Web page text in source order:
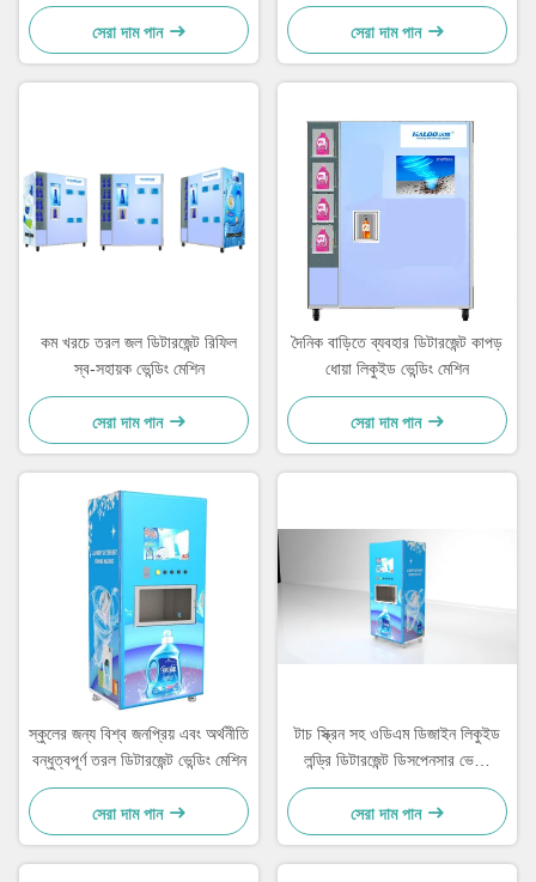
জন্য স্বয়ংক্রিয়
সেরা দাম পান
ব্যবহার করুন
সেরা দাম পান
কম খরচে তরল জল ডিটারজেন্ট রিফিল
স্ব-সহায়ক ভেন্ডিং মেশিন
সেরা দাম পান
দৈনিক বাড়িতে ব্যবহার ডিটারজেন্ট কাপড়
ধোয়া লিকুইড ভেন্ডিং মেশিন
সেরা দাম পান
স্কুলের জন্য বিশ্ব জনপ্রিয় এবং অর্থনীতি
বন্ধুত্বপূর্ণ তরল ডিটারজেন্ট ভেন্ডিং মেশিন
সেরা দাম পান
টাচ স্ক্রিন সহ ওডিএম ডিজাইন লিকুইড
লন্ড্রি ডিটারজেন্ট ডিসপেনসার ভেন্ডিং
মেশিন
সেরা দাম পান